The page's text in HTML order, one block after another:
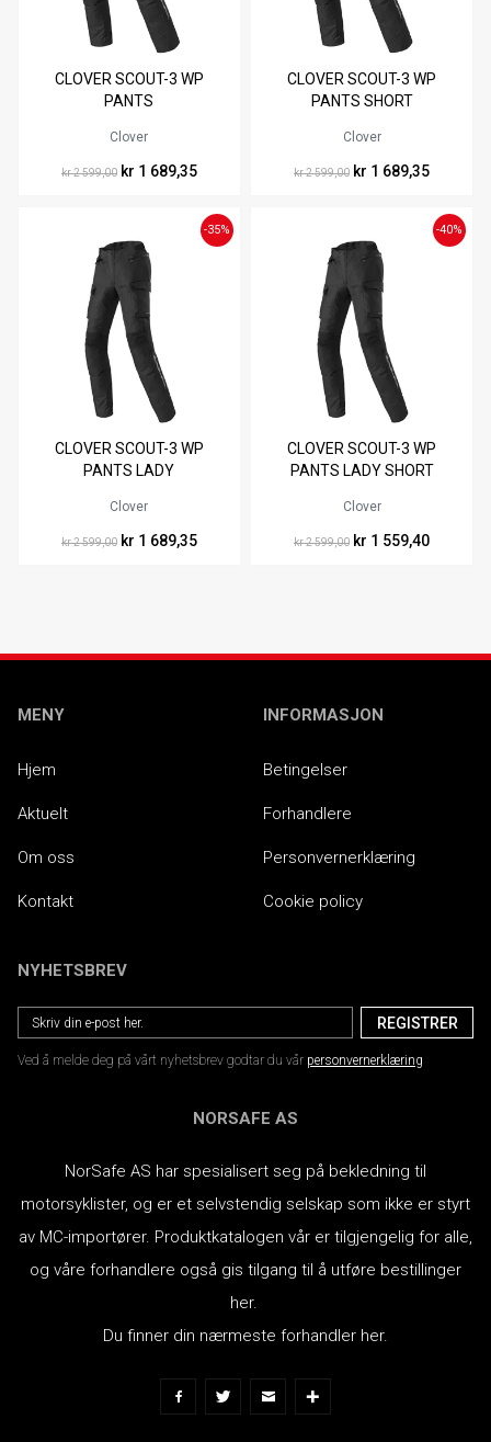
Tilgjengelig i
54
CLOVER SCOUT-3 WP
PANTS
Clover
kr 2 599,00 kr 1 689,35
Tilgjengelig i
50 58
CLOVER SCOUT-3 WP
PANTS SHORT
Clover
kr 2 599,00 kr 1 689,35
Tilgjengelig i
46 48
CLOVER SCOUT-3 WP
PANTS LADY
Clover
-35%
kr 2 599,00 kr 1 689,35
Tilgjengelig i
46 48
CLOVER SCOUT-3 WP
PANTS LADY SHORT
Clover
-40%
kr 2 599,00 kr 1 559,40
MENY
Hjem
Aktuelt
Om oss
Kontakt
INFORMASJON
Betingelser
Forhandlere
Personvernerklæring
Cookie policy
NYHETSBREV
Ved å melde deg på vårt nyhetsbrev godtar du vår personvernerklæring
NORSAFE AS
NorSafe AS har spesialisert seg på bekledning til
motorsyklister, og er et selvstendig selskap som ikke er styrt
av MC-importører. Produktkatalogen vår er tilgjengelig for alle,
og våre forhandlere også gis tilgang til å utføre bestillinger
her.
Du finner din nærmeste forhandler her.